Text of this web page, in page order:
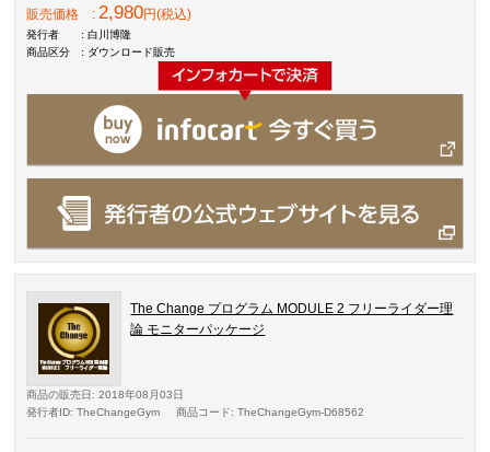
販売価格 :2,980円(税込)
発行者
: 白川博隆
商品区分
: ダウンロード販売
The Change プログラム MODULE 2 フリーライダー理
論 モニターパッケージ
商品の販売日 : 2018年08月03日
発行者ID: TheChangeGym 商品コード: TheChangeGym-D68562